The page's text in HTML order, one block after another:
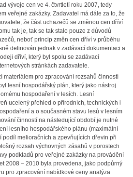
vývoje cen ve 4. čtvrtletí roku 2007, tedy
veřejné zakázky. Zadavatel má dále za to, že
že část uchazečů se změnou cen dříví
tak je, tak se tak stalo pouze z důvodů
neboť princip změn cen dříví v průběhu
definován jednak v zadávací dokumentaci a
dříví, který byl spolu se zadávací
stránkách zadavatele.
materiálem pro zpracování rozsahů činností
lesní hospodářský plán, který jako nástroj
hospodaření v lesích. Lesní
ucelený přehled o přírodních, technických i
a o současném stavu lesů v lesním
činností na následující období je nutné
lesního hospodářského plánu (maximální
podíl melioračních a zpevňujících dřevin při
rozsah výchovných zásahů v porostech
podkladů pro veřejné zakázky na provádění
2008 – 2010 byla provedena, jako podpůrný
pro zpracování nabídkové ceny analýza